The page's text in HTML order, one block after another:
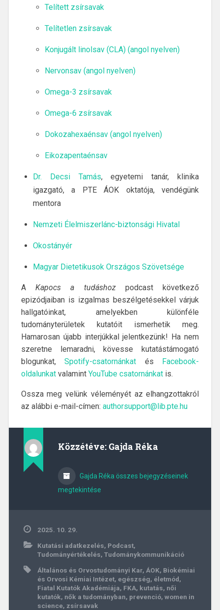
Telített zsírsavak
Telítetlen zsírsavak
Konjugált linolsav (CLA) (angol nyelven)
Nervonsav (angol nyelven)
Omega-3 zsírsavak
Omega-6 zsírsavak
Dokozahexaénsav (angol nyelven)
Eikozapentaénsav
Dr. Decsi Tamás, egyetemi tanár, klinika
igazgató, a PTE ÁOK oktatója, vendégünk
mentora
Nemzeti Élelmiszerlánc-biztonsági Hivatal
Okostányér
Magyar Dietetikusok Országos Szövetsége
A Kapocs a tudáshozpodcast következő
epizódjaiban is izgalmas beszélgetésekkel várjuk
hallgatóinkat, amelyekben különféle
tudományterületek kutatóit ismerhetik meg.
Hamarosan újabb interjúkkal jelentkezünk! Ha nem
szeretne lemaradni, kövesse kutatástámogató
blogunkat,Spotify-csatornánkat és Facebook-
oldalunkatvalamint YouTube csatornánkatis.
Ossza meg velünk véleményét az elhangzottakról
az alábbi e-mail-címen: authorsupport@lib.pte.hu
Közzétéve: Gajda Réka
Gajda Réka összes bejegyzéseinek
megtekintése
2025. 10. 29.
Kutatási adatkezelés, Podcast,
Tudományértékelés, Tudománykommunikáció
Általános és Orvostudományi Kar, ÁOK, Biokémiai
és Orvosi Kémiai Intézet, egészség, életmód,
Fiatal Kutatók Akadémiája, FKA, kutatás, női
kutatók, nők a tudományban, prevenció, women in
science, zsírsavak